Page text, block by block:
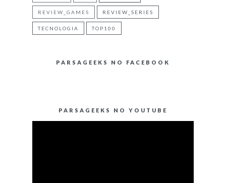
REVIEW_GAMES REVIEW_SERIES
TECNOLOGIA TOP100
PARSAGEEKS NO FACEBOOK
PARSAGEEKS NO YOUTUBE